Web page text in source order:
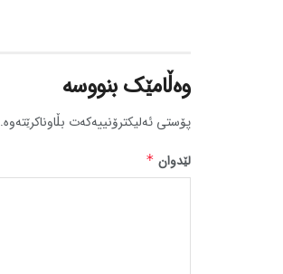
وەڵامێک بنووسە
پۆستی ئەلیکترۆنییەکەت بڵاوناکرێتەوە.
لێدوان *